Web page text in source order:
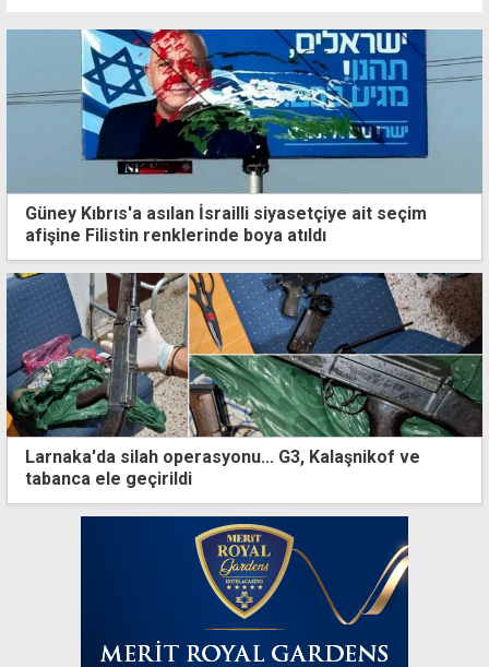
Güney Kıbrıs'a asılan İsrailli siyasetçiye ait seçim
afişine Filistin renklerinde boya atıldı
Larnaka'da silah operasyonu... G3, Kalaşnikof ve
tabanca ele geçirildi